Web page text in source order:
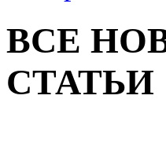
ВСЕ
СТАТЬИ